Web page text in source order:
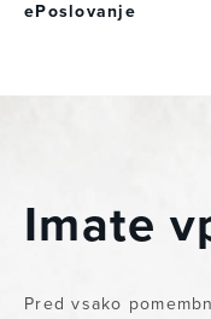
ePoslovanje
Imate
Pred vsako